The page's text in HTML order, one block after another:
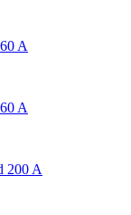
A
A
200 A